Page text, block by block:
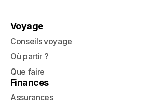
Voyage
Conseils voyage
Où partir ?
Que faire
Finances
Assurances